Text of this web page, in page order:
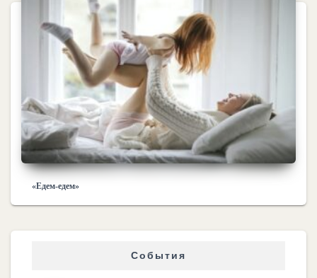
«Едем-едем»
События